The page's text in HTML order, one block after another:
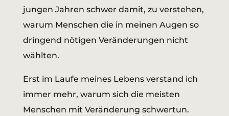
jungen Jahren schwer damit, zu verstehen,
warum Menschen die in meinen Augen so
dringend nötigen Veränderungen nicht
wählten.
Erst im Laufe meines Lebens verstand ich
immer mehr, warum sich die meisten
Menschen mit Veränderung schwertun.